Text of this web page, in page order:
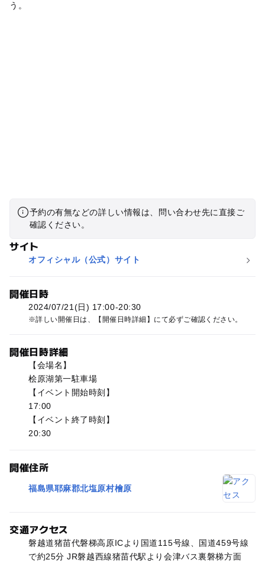
う。
予約の有無などの詳しい情報は、問い合わせ先に直接ご
確認ください。
サイト
オフィシャル（公式）サイト
開催日時
2024/07/21(日) 17:00-20:30
詳しい開催日は、【開催日時詳細】にて必ずご確認ください。
開催日時詳細
【会場名】
桧原湖第一駐車場
【イベント開始時刻】
17:00
【イベント終了時刻】
20:30
開催住所
福島県耶麻郡北塩原村檜原
交通アクセス
磐越道猪苗代磐梯高原ICより国道115号線、国道459号線
で約25分 JR磐越西線猪苗代駅より会津バス裏磐梯方面